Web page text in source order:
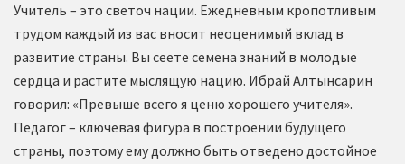
Учитель – это светоч нации. Ежедневным кропотливым
трудом каждый из вас вносит неоценимый вклад в
развитие страны. Вы сеете семена знаний в молодые
сердца и растите мыслящую нацию. Ибрай Алтынсарин
говорил: «Превыше всего я ценю хорошего учителя».
Педагог – ключевая фигура в построении будущего
страны, поэтому ему должно быть отведено достойное